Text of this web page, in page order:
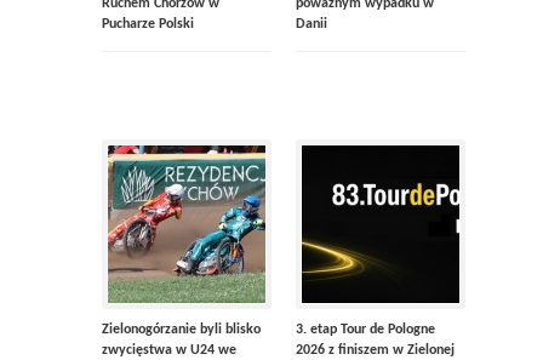
Ruchem Chorzów w
Pucharze Polski
poważnym wypadku w
Danii
Zielonogórzanie byli blisko
zwycięstwa w U24 we
3. etap Tour de Pologne
2026 z finiszem w Zielonej